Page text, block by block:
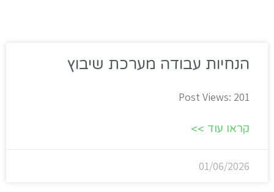
הנחיות עבודה מערכת שיבוץ
Post Views: 201
קראו עוד >>
01/06/2026